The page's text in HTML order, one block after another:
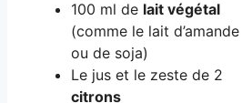
100 ml de lait végétal
(comme le lait d’amande
ou de soja)
Le jus et le zeste de 2
citrons